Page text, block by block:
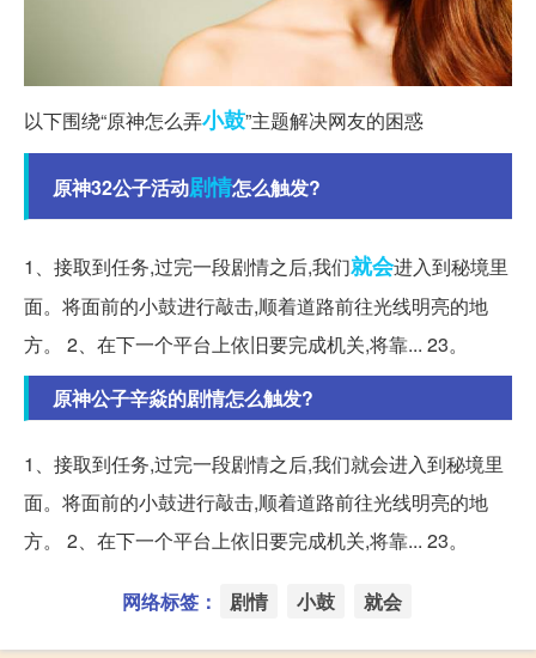
以下围绕“原神怎么弄小鼓”主题解决网友的困惑
原神32公子活动剧情怎么触发?
1、接取到任务,过完一段剧情之后,我们就会进入到秘境里
面。将面前的小鼓进行敲击,顺着道路前往光线明亮的地
方。 2、在下一个平台上依旧要完成机关,将靠... 23。
原神公子辛焱的剧情怎么触发?
1、接取到任务,过完一段剧情之后,我们就会进入到秘境里
面。将面前的小鼓进行敲击,顺着道路前往光线明亮的地
方。 2、在下一个平台上依旧要完成机关,将靠... 23。
网络标签： 剧情 小鼓 就会